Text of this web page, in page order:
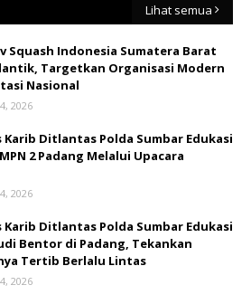
Lihat semua
Squash Indonesia Sumatera Barat
Targetkan Organisasi Modern
Nasional
2026
Karib Ditlantas Polda Sumbar Edukasi
2 Padang Melalui Upacara
2026
Karib Ditlantas Polda Sumbar Edukasi
Bentor di Padang, Tekankan
Tertib Berlalu Lintas
2026